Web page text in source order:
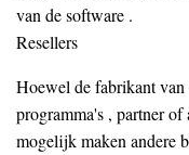
van de software .
Resellers
Hoewel de fabrikant
programma's , partner of
mogelijk maken andere